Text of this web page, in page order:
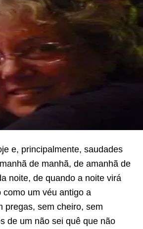
e, principalmente, saudades
de manhã, de amanhã de
noite, de quando a noite virá
como um véu antigo a
pregas, sem cheiro, sem
de um não sei quê que não